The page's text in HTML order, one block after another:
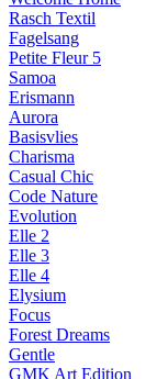
Rasch Textil
Fagelsang
Petite Fleur 5
Samoa
Erismann
Aurora
Basisvlies
Charisma
Casual Chic
Code Nature
Evolution
Elle 2
Elle 3
Elle 4
Elysium
Focus
Forest Dreams
Gentle
GMK Art Edition